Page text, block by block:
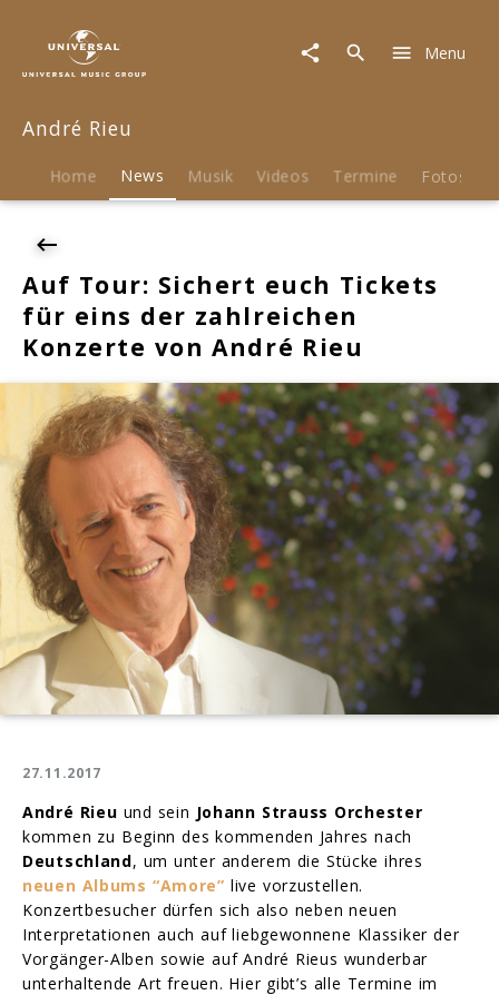
News
Auf
Sichert
euch
der
zahlreichen
Konzerte
von
André
Menu
André Rieu
Home News Musik Videos Termine Fotos
Auf Tour: Sichert euch Tickets
für eins der zahlreichen
Konzerte von André Rieu
27.11.2017
André Rieu und sein Johann Strauss Orchester
kommen zu Beginn des kommenden Jahres nach
Deutschland, um unter anderem die Stücke ihres
neuen Albums “Amore” live vorzustellen.
Konzertbesucher dürfen sich also neben neuen
Interpretationen auch auf liebgewonnene Klassiker der
Vorgänger-Alben sowie auf André Rieus wunderbar
unterhaltende Art freuen. Hier gibt’s alle Termine im